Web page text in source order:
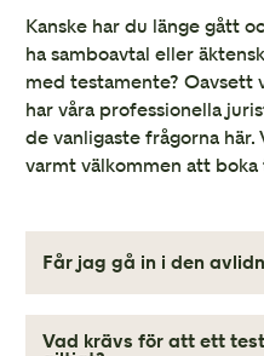
Kanske har du länge gått
ha samboavtal eller
med testamente? Oavsett
har våra professionella
de vanligaste frågorna
varmt välkommen att boka
Får jag gå in i den
alla dödsbodelägarna är
Vad krävs för att ett